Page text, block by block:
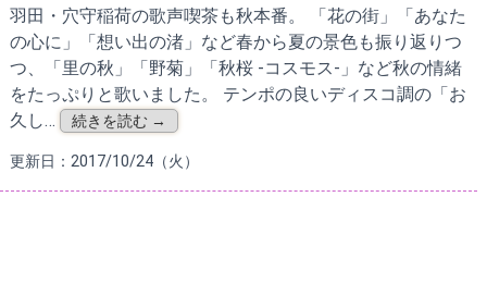
羽田・穴守稲荷の歌声喫茶も秋本番。 「花の街」「あなた
の心に」「想い出の渚」など春から夏の景色も振り返りつ
つ、「里の秋」「野菊」「秋桜 -コスモス-」など秋の情緒
をたっぷりと歌いました。 テンポの良いディスコ調の「お
久し…
続きを読む →
更新日：2017/10/24（火）